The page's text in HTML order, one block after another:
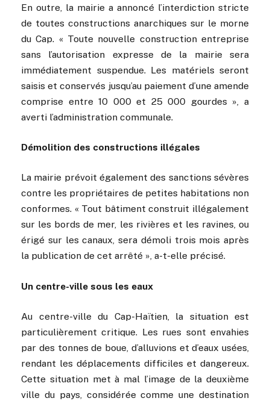
En outre, la mairie a annoncé l’interdiction stricte
de toutes constructions anarchiques sur le morne
du Cap. « Toute nouvelle construction entreprise
sans l’autorisation expresse de la mairie sera
immédiatement suspendue. Les matériels seront
saisis et conservés jusqu’au paiement d’une amende
comprise entre 10 000 et 25 000 gourdes », a
averti l’administration communale.
Démolition des constructions illégales
La mairie prévoit également des sanctions sévères
contre les propriétaires de petites habitations non
conformes. « Tout bâtiment construit illégalement
sur les bords de mer, les rivières et les ravines, ou
érigé sur les canaux, sera démoli trois mois après
la publication de cet arrêté », a-t-elle précisé.
Un centre-ville sous les eaux
Au centre-ville du Cap-Haïtien, la situation est
particulièrement critique. Les rues sont envahies
par des tonnes de boue, d’alluvions et d’eaux usées,
rendant les déplacements difficiles et dangereux.
Cette situation met à mal l’image de la deuxième
ville du pays, considérée comme une destination